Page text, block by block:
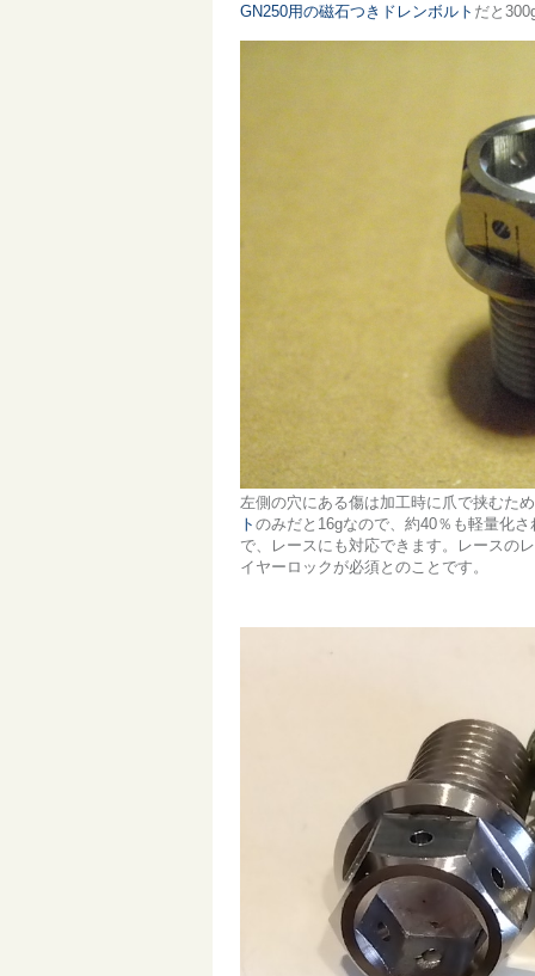
GN250用の磁石つきドレンボルト だと
左側の穴にある傷は加工時に爪で挟むた
ト のみだと16gなので、約40％も軽量化
で、レースにも対応できます。レースの
イヤーロックが必須とのことです。